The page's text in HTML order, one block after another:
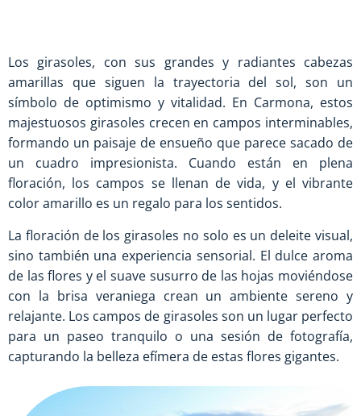
Los girasoles, con sus grandes y radiantes cabezas
amarillas que siguen la trayectoria del sol, son un
símbolo de optimismo y vitalidad. En Carmona, estos
majestuosos girasoles crecen en campos interminables,
formando un paisaje de ensueño que parece sacado de
un cuadro impresionista. Cuando están en plena
floración, los campos se llenan de vida, y el vibrante
color amarillo es un regalo para los sentidos.
La floración de los girasoles no solo es un deleite visual,
sino también una experiencia sensorial. El dulce aroma
de las flores y el suave susurro de las hojas moviéndose
con la brisa veraniega crean un ambiente sereno y
relajante. Los campos de girasoles son un lugar perfecto
para un paseo tranquilo o una sesión de fotografía,
capturando la belleza efímera de estas flores gigantes.